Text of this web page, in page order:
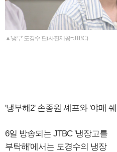
▲'냉부' 도경수 편(사진제공=JTBC)
'냉부해2' 손종원 셰프와 '야매
6일 방송되는 JTBC '냉장고를
부탁해'에서는 도경수의 냉장